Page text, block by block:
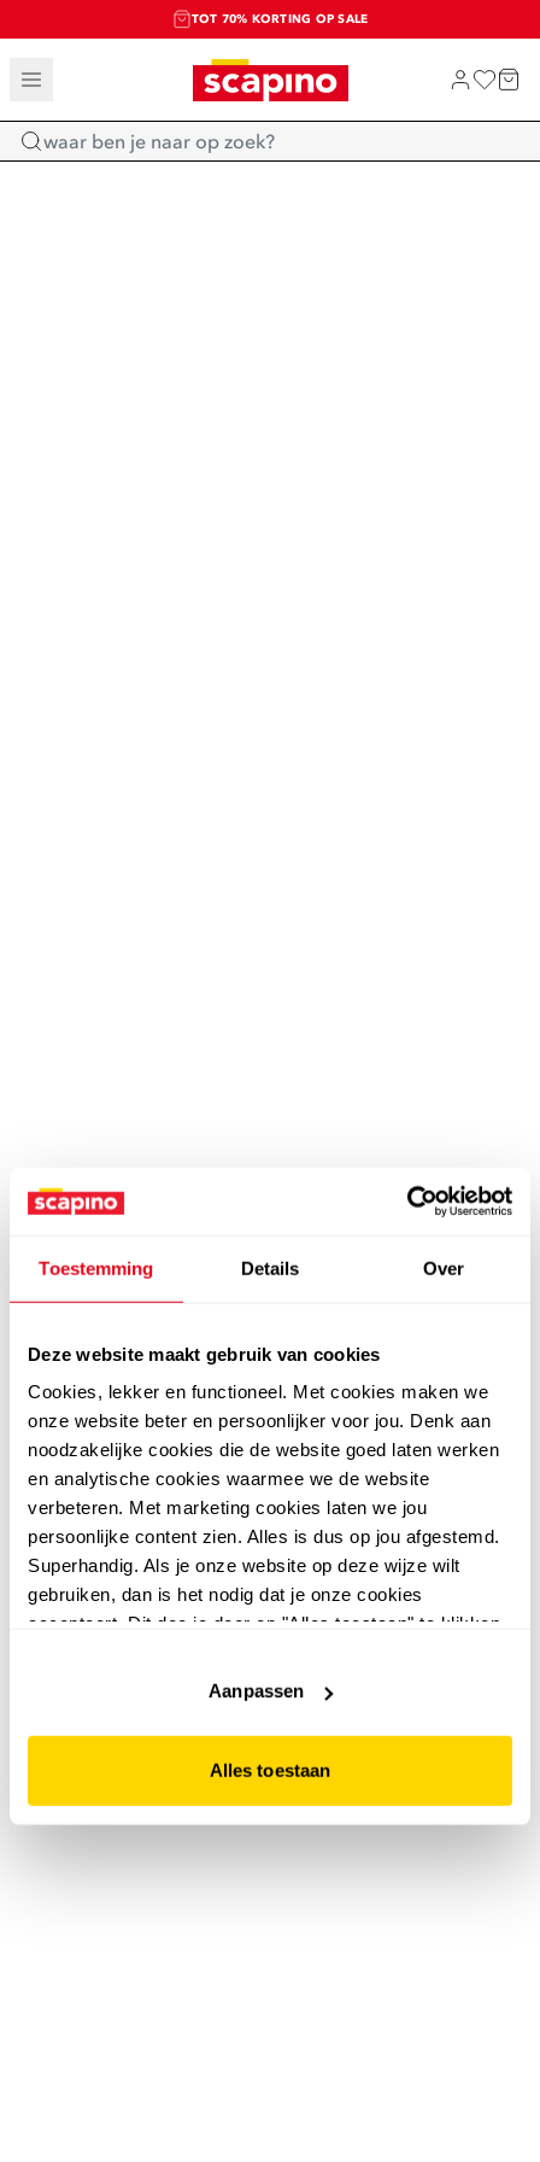
Toestemming Details Over
Deze website maakt gebruik van cookies
Cookies, lekker en functioneel. Met cookies maken we
onze website beter en persoonlijker voor jou. Denk aan
noodzakelijke cookies die de website goed laten werken
en analytische cookies waarmee we de website
verbeteren. Met marketing cookies laten we jou
persoonlijke content zien. Alles is dus op jou afgestemd.
Superhandig. Als je onze website op deze wijze wilt
gebruiken, dan is het nodig dat je onze cookies
accepteert. Dit doe je door op "Alles toestaan" te klikken.
website niet optimaal functioneert.
Aanpassen
Alles toestaan
TOT 70% KORTING OP SALE
SALE: LAATSTE KANS!
SHOP NIEUW
Home